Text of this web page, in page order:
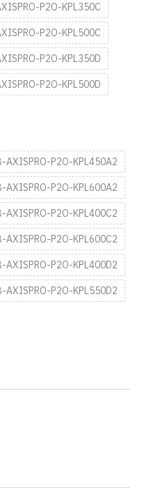
P2O-KPL350C
P2O-KPL500C
P2O-KPL350D
P2O-KPL500D
AXISPRO-P2O-KPL450A2
AXISPRO-P2O-KPL600A2
AXISPRO-P2O-KPL400C2
AXISPRO-P2O-KPL600C2
AXISPRO-P2O-KPL400D2
AXISPRO-P2O-KPL550D2